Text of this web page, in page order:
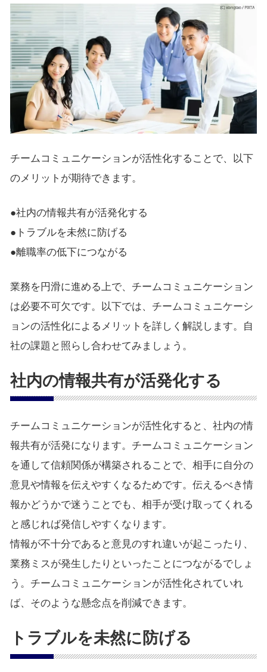
チームコミュニケーションが活性化することで、以下
のメリットが期待できます。
●社内の情報共有が活発化する
●トラブルを未然に防げる
●離職率の低下につながる
業務を円滑に進める上で、チームコミュニケーション
は必要不可欠です。以下では、チームコミュニケーシ
ョンの活性化によるメリットを詳しく解説します。自
社の課題と照らし合わせてみましょう。
社内の情報共有が活発化する
チームコミュニケーションが活性化すると、社内の情
報共有が活発になります。チームコミュニケーション
を通して信頼関係が構築されることで、相手に自分の
意見や情報を伝えやすくなるためです。伝えるべき情
報かどうかで迷うことでも、相手が受け取ってくれる
と感じれば発信しやすくなります。
情報が不十分であると意見のすれ違いが起こったり、
業務ミスが発生したりといったことにつながるでしょ
う。チームコミュニケーションが活性化されていれ
ば、そのような懸念点を削減できます。
トラブルを未然に防げる